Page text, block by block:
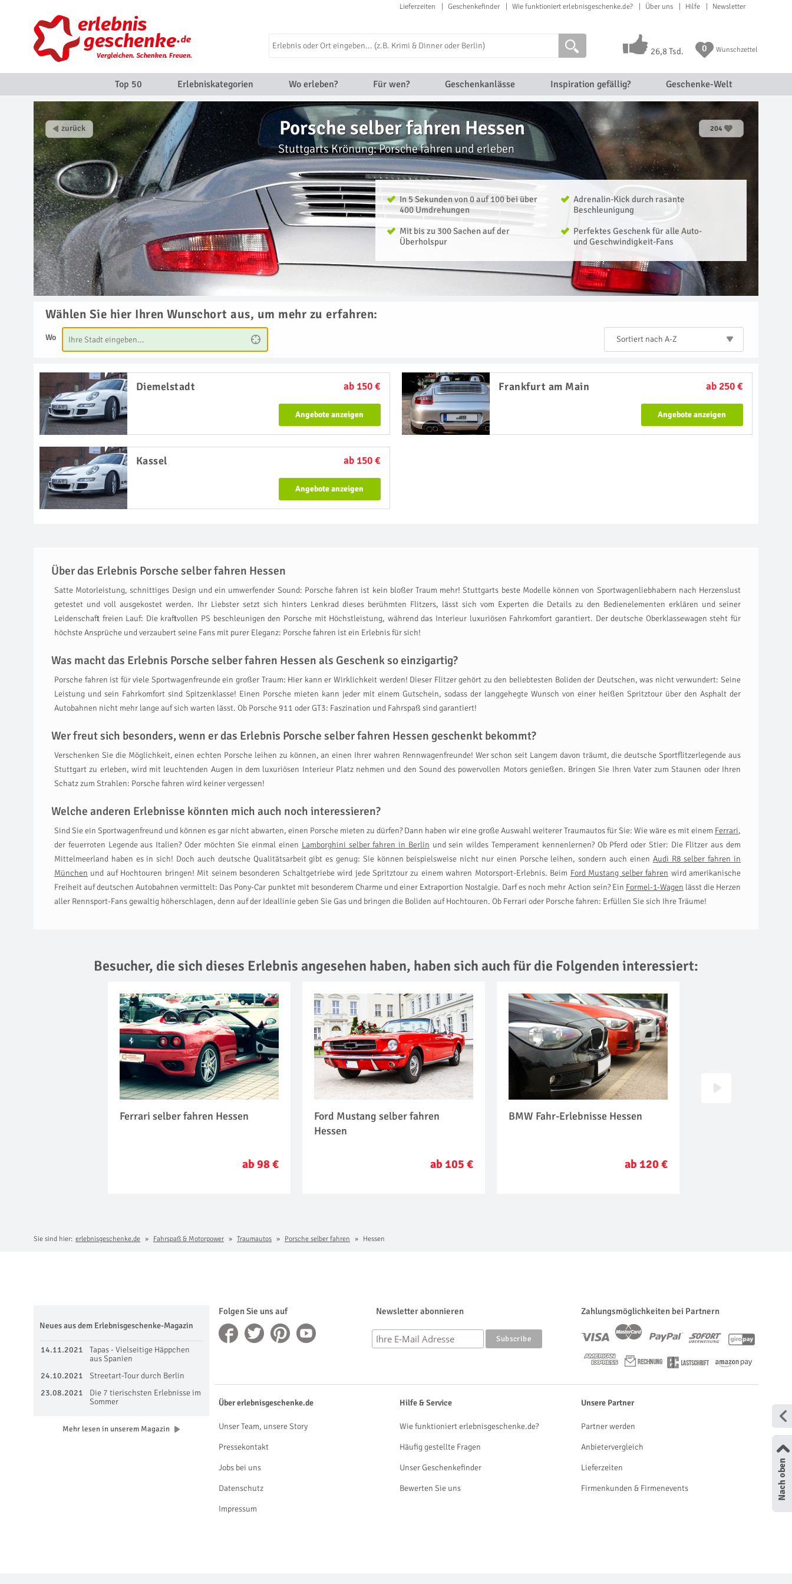
Lieferzeiten Geschenkefinder Wie funktioniert erlebnisgeschenke.de? Über uns Hilfe Newsletter
26,8 Tsd. 0 Wunschzettel
Top 50 Erlebniskategorien Wo erleben? Für wen? Geschenkanlässe Inspiration gefällig? Geschenke-Welt
Porsche selber fahren Hessen 204
Stuttgarts Krönung: Porsche fahren und erleben
In 5 Sekunden von 0 auf 100 bei über
400 Umdrehungen
Adrenalin-Kick durch rasante
Beschleunigung
Mit bis zu 300 Sachen auf der
Überholspur
Perfektes Geschenk für alle Auto-
und Geschwindigkeit-Fans
Wählen Sie hier Ihren Wunschort aus, um mehr zu erfahren:
Wo Sortiert nach A-Z
Diemelstadt ab 150 €
Angebote anzeigen
Frankfurt am Main ab 250 €
Angebote anzeigen
Kassel ab 150 €
Angebote anzeigen
Über das Erlebnis Porsche selber fahren Hessen
Satte Motorleistung, schnittiges Design und ein umwerfender Sound: Porsche fahren ist kein bloßer Traum mehr! Stuttgarts beste Modelle können von Sportwagenliebhabern nach Herzenslust
getestet und voll ausgekostet werden. Ihr Liebster setzt sich hinters Lenkrad dieses berühmten Flitzers, lässt sich vom Experten die Details zu den Bedienelementen erklären und seiner
Leidenschaft freien Lauf: Die kraftvollen PS beschleunigen den Porsche mit Höchstleistung, während das Interieur luxuriösen Fahrkomfort garantiert. Der deutsche Oberklassewagen steht für
höchste Ansprüche und verzaubert seine Fans mit purer Eleganz: Porsche fahren ist ein Erlebnis für sich!
Was macht das Erlebnis Porsche selber fahren Hessen als Geschenk so einzigartig?
Porsche fahren ist für viele Sportwagenfreunde ein großer Traum: Hier kann er Wirklichkeit werden! Dieser Flitzer gehört zu den beliebtesten Boliden der Deutschen, was nicht verwundert: Seine
Leistung und sein Fahrkomfort sind Spitzenklasse! Einen Porsche mieten kann jeder mit einem Gutschein, sodass der langgehegte Wunsch von einer heißen Spritztour über den Asphalt der
Autobahnen nicht mehr lange auf sich warten lässt. Ob Porsche 911 oder GT3: Faszination und Fahrspaß sind garantiert!
Wer freut sich besonders, wenn er das Erlebnis Porsche selber fahren Hessen geschenkt bekommt?
Verschenken Sie die Möglichkeit, einen echten Porsche leihen zu können, an einen Ihrer wahren Rennwagenfreunde! Wer schon seit Langem davon träumt, die deutsche Sportflitzerlegende aus
Stuttgart zu erleben, wird mit leuchtenden Augen in dem luxuriösen Interieur Platz nehmen und den Sound des powervollen Motors genießen. Bringen Sie Ihren Vater zum Staunen oder Ihren
Schatz zum Strahlen: Porsche fahren wird keiner vergessen!
Welche anderen Erlebnisse könnten mich auch noch interessieren?
Sind Sie ein Sportwagenfreund und können es gar nicht abwarten, einen Porsche mieten zu dürfen? Dann haben wir eine große Auswahl weiterer Traumautos für Sie: Wie wäre es mit einem Ferrari,
der feuerroten Legende aus Italien? Oder möchten Sie einmal einen Lamborghini selber fahren in Berlin und sein wildes Temperament kennenlernen? Ob Pferd oder Stier: Die Flitzer aus dem
Mittelmeerland haben es in sich! Doch auch deutsche Qualitätsarbeit gibt es genug: Sie können beispielsweise nicht nur einen Porsche leihen, sondern auch einen Audi R8 selber fahren in
München und auf Hochtouren bringen! Mit seinem besonderen Schaltgetriebe wird jede Spritztour zu einem wahren Motorsport-Erlebnis. Beim Ford Mustang selber fahren wird amerikanische
Freiheit auf deutschen Autobahnen vermittelt: Das Pony-Car punktet mit besonderem Charme und einer Extraportion Nostalgie. Darf es noch mehr Action sein? Ein Formel-1-Wagen lässt die Herzen
aller Rennsport-Fans gewaltig höherschlagen, denn auf der Ideallinie geben Sie Gas und bringen die Boliden auf Hochtouren. Ob Ferrari oder Porsche fahren: Erfüllen Sie sich Ihre Träume!
Besucher, die sich dieses Erlebnis angesehen haben, haben sich auch für die Folgenden interessiert:
Ferrari selber fahren Hessen
ab 98 €
Ford Mustang selber fahren
Hessen
ab 105 €
BMW Fahr-Erlebnisse Hessen
ab 120 €
Sie sind hier: erlebnisgeschenke.de Fahrspaß & Motorpower Traumautos Porsche selber fahren Hessen
Folgen Sie uns auf Newsletter abonnieren Zahlungsmöglichkeiten bei Partnern
Neues aus dem Erlebnisgeschenke-Magazin
14.11.2021
Tapas - Vielseitige Häppchen
aus Spanien
24.10.2021
Streetart-Tour durch Berlin
23.08.2021
Die 7 tierischsten Erlebnisse im
Sommer
Mehr lesen in unserem Magazin
Über erlebnisgeschenke.de
Unser Team, unsere Story
Pressekontakt
Jobs bei uns
Datenschutz
Impressum
Hilfe & Service
Wie funktioniert erlebnisgeschenke.de?
Häufig gestellte Fragen
Unser Geschenkefinder
Bewerten Sie uns
Unsere Partner
Partner werden
Anbietervergleich
Lieferzeiten
Firmenkunden & Firmenevents